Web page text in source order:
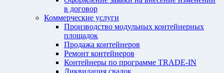
в договор
Коммерческие услуги
Производство модульных контейнерных
площадок
Продажа контейнеров
Ремонт контейнеров
Контейнеры по программе TRADE-IN
Ликвидация свалок